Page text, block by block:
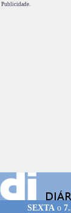
Publicidade.
SEXTA o